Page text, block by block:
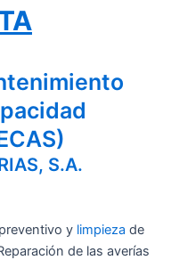
S.A.
y limpieza de
de las averías